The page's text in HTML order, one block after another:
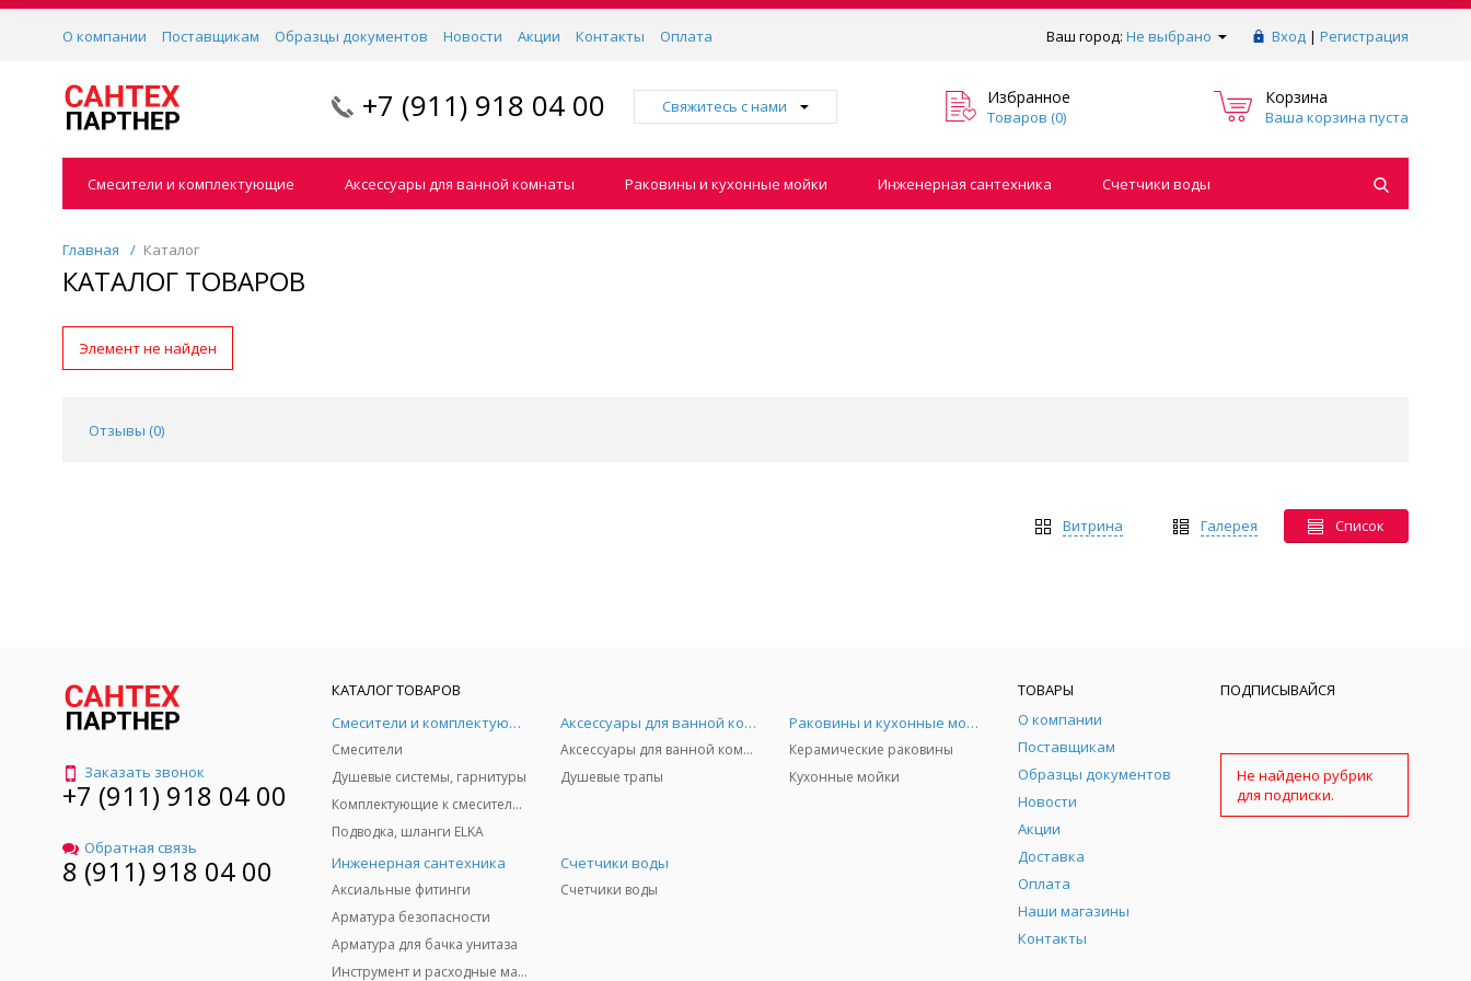
Ваш город: Не выбрано Вход | Регистрация
О компании Поставщикам Образцы документов Новости Акции Контакты Оплата
+7 (911) 918 04 00 Свяжитесь с нами Избранное
Товаров (0)
Корзина
Ваша корзина пуста
Смесители и комплектующие Аксессуары для ванной комнаты Раковины и кухонные мойки Инженерная сантехника Счетчики воды
Главная / Каталог
КАТАЛОГ ТОВАРОВ
Элемент не найден
Отзывы (0)
Список
Галерея
Витрина
Заказать звонок
+7 (911) 918 04 00
Обратная связь
8 (911) 918 04 00
КАТАЛОГ ТОВАРОВ
Смесители и комплектующие
Смесители
Душевые системы, гарнитуры
Комплектующие к смесителям и запчасти
Подводка, шланги ELKA
Аксессуары для ванной комнаты
Аксессуары для ванной комнаты
Душевые трапы
Раковины и кухонные мойки
Керамические раковины
Кухонные мойки
Инженерная сантехника
Аксиальные фитинги
Арматура безопасности
Арматура для бачка унитаза
Инструмент и расходные материалы
Счетчики воды
Счетчики воды
ТОВАРЫ
О компании
Поставщикам
Образцы документов
Новости
Акции
Доставка
Оплата
Наши магазины
Контакты
ПОДПИСЫВАЙСЯ
Не найдено рубрик
для подписки.